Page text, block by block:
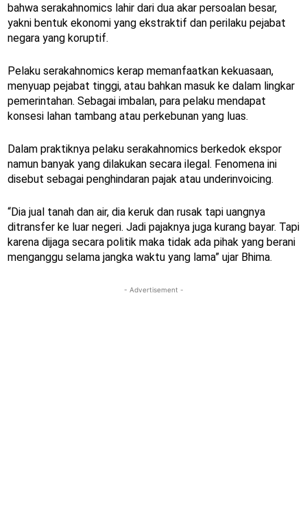
bahwa serakahnomics lahir dari dua akar persoalan besar,
yakni bentuk ekonomi yang ekstraktif dan perilaku pejabat
negara yang koruptif.
Pelaku serakahnomics kerap memanfaatkan kekuasaan,
menyuap pejabat tinggi, atau bahkan masuk ke dalam lingkar
pemerintahan. Sebagai imbalan, para pelaku mendapat
konsesi lahan tambang atau perkebunan yang luas.
Dalam praktiknya pelaku serakahnomics berkedok ekspor
namun banyak yang dilakukan secara ilegal. Fenomena ini
disebut sebagai penghindaran pajak atau underinvoicing.
“Dia jual tanah dan air, dia keruk dan rusak tapi uangnya
ditransfer ke luar negeri. Jadi pajaknya juga kurang bayar. Tapi
karena dijaga secara politik maka tidak ada pihak yang berani
menganggu selama jangka waktu yang lama” ujar Bhima.
- Advertisement -